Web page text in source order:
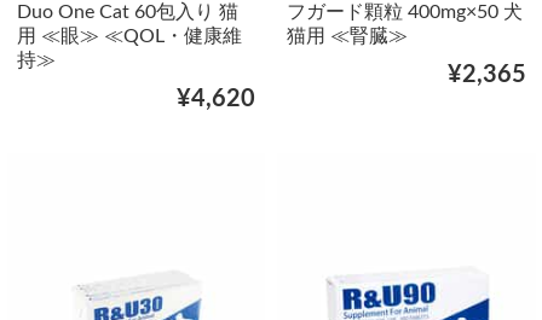
Duo One Cat 60包入り 猫
用 ≪眼≫ ≪QOL・健康維
持≫
¥4,620
フガード顆粒 400mg×50 犬
猫用 ≪腎臓≫
¥2,365